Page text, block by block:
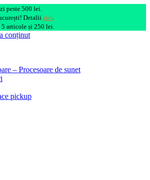
peste 500 lei.
Detalii aici.
5 articole și 250 lei.
conținut
– Procesoare de sunet
pickup